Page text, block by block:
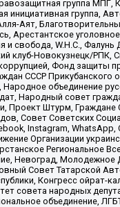
группа МПГ,
инициативная группа,
Аят,
Арестантское
и свобода, W.H.С.,
клуб-Новокузнецк/РПК,
Фонд защиты
СССР Прикубанского
объединение
Народный совет
Проект Штурм,
Совет Советских
Instagram, WhatsApp,
Организации
Региональное
Невоград, Молодежное
Совет Татарской
Конгресс ойрат-
совета народных
объединение,